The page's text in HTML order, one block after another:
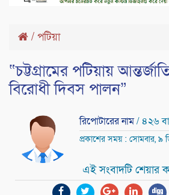
/ পটিয়া
“চট্টগ্রামের পটিয়ায়
বিরোধী দিবস পালন”
রিপোটারের নাম/ ৪২৬
প্রকাশের সময় : সোমবার, ৯
এই সংবাদটি শেয়ার